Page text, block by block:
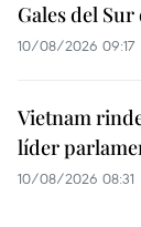
Gales del
10/08/2026 09:17
Vietnam
líder
10/08/2026 08:31